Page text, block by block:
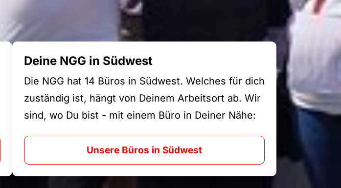
Deine NGG in Südwest
Die NGG hat 14 Büros in Südwest. Welches für dich
zuständig ist, hängt von Deinem Arbeitsort ab. Wir
sind, wo Du bist - mit einem Büro in Deiner Nähe:
Unsere Büros in Südwest